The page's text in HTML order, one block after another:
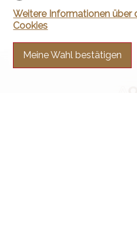
Weitere Informationen über
Cookies
Meine Wahl bestätigen